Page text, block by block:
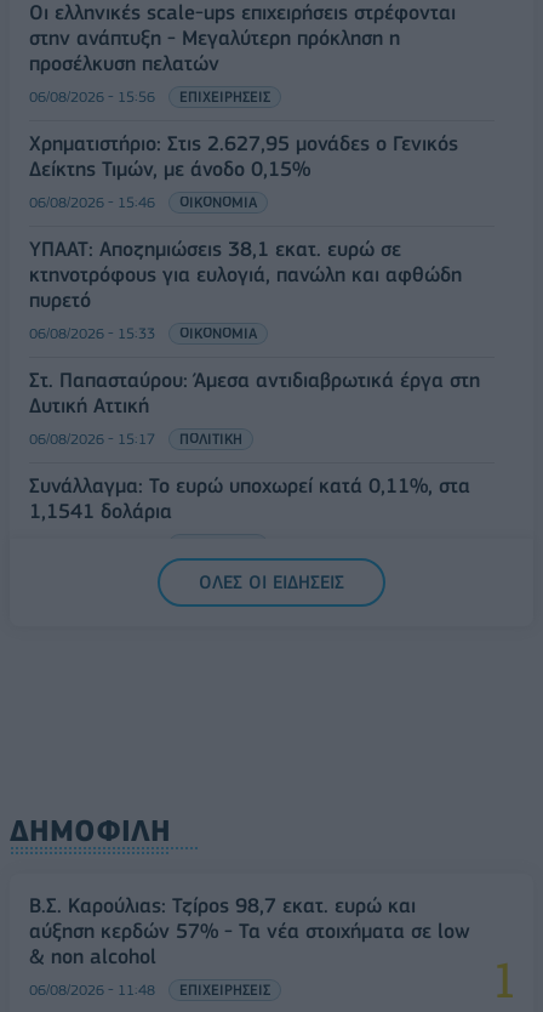
Οι ελληνικές scale-ups επιχειρήσεις στρέφονται
στην ανάπτυξη - Μεγαλύτερη πρόκληση η
προσέλκυση πελατών
06/08/2026 - 15:56 ΕΠΙΧΕΙΡΗΣΕΙΣ
Χρηματιστήριο: Στις 2.627,95 μονάδες ο Γενικός
Δείκτης Τιμών, με άνοδο 0,15%
06/08/2026 - 15:46 ΟΙΚΟΝΟΜΙΑ
ΥΠΑΑΤ: Αποζημιώσεις 38,1 εκατ. ευρώ σε
κτηνοτρόφους για ευλογιά, πανώλη και αφθώδη
πυρετό
06/08/2026 - 15:33 ΟΙΚΟΝΟΜΙΑ
Στ. Παπασταύρου: Άμεσα αντιδιαβρωτικά έργα στη
Δυτική Αττική
06/08/2026 - 15:17 ΠΟΛΙΤΙΚΗ
Συνάλλαγμα: Το ευρώ υποχωρεί κατά 0,11%, στα
1,1541 δολάρια
ΟΛΕΣ ΟΙ ΕΙΔΗΣΕΙΣ
ΔΗΜΟΦΙΛΗ
Β.Σ. Καρούλιας: Τζίρος 98,7 εκατ. ευρώ και
αύξηση κερδών 57% - Τα νέα στοιχήματα σε low
& non alcohol
06/08/2026 - 11:48 ΕΠΙΧΕΙΡΗΣΕΙΣ